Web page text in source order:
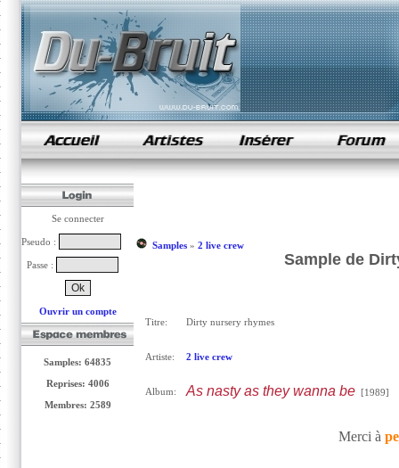
samples de rap
Se connecter
Pseudo :
Passe :
Ouvrir un compte
Samples: 64835
Reprises: 4006
Membres: 2589
Samples» 2 live crew
Sample de
Titre: Dirty nursery rhymes
Artiste: 2 live crew
Album: As nasty as they wanna be[1989]
Merci à